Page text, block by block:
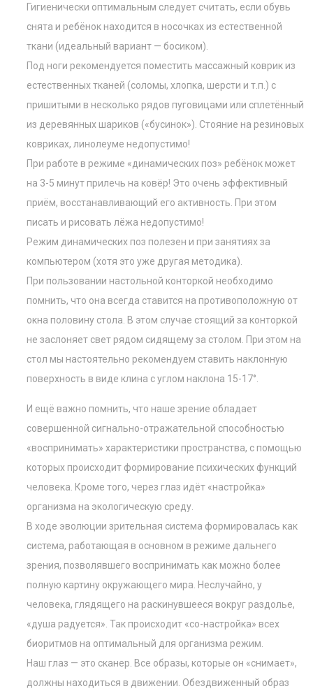
Гигиенически оптимальным следует считать, если обувь
снята и ребёнок находится в носочках из естественной
ткани (идеальный вариант — босиком).
Под ноги рекомендуется поместить массажный коврик из
естественных тканей (соломы, хлопка, шерсти и т.п.) с
пришитыми в несколько рядов пуговицами или сплетённый
из деревянных шариков («бусинок»). Стояние на резиновых
ковриках, линолеуме недопустимо!
При работе в режиме «динамических поз» ребёнок может
на 3-5 минут прилечь на ковёр! Это очень эффективный
приём, восстанавливающий его активность. При этом
писать и рисовать лёжа недопустимо!
Режим динамических поз полезен и при занятиях за
компьютером (хотя это уже другая методика).
При пользовании настольной конторкой необходимо
помнить, что она всегда ставится на противоположную от
окна половину стола. В этом случае стоящий за конторкой
не заслоняет свет рядом сидящему за столом. При этом на
стол мы настоятельно рекомендуем ставить наклонную
поверхность в виде клина с углом наклона 15-17°.
И ещё важно помнить, что наше зрение обладает
совершенной сигнально-отражательной способностью
«воспринимать» характеристики пространства, с помощью
которых происходит формирование психических функций
человека. Кроме того, через глаз идёт «настройка»
организма на экологическую среду.
В ходе эволюции зрительная система формировалась как
система, работающая в основном в режиме дальнего
зрения, позволявшего воспринимать как можно более
полную картину окружающего мира. Неслучайно, у
человека, глядящего на раскинувшееся вокруг раздолье,
«душа радуется». Так происходит «со-настройка» всех
биоритмов на оптимальный для организма режим.
Наш глаз — это сканер. Все образы, которые он «снимает»,
должны находиться в движении. Обездвиженный образ